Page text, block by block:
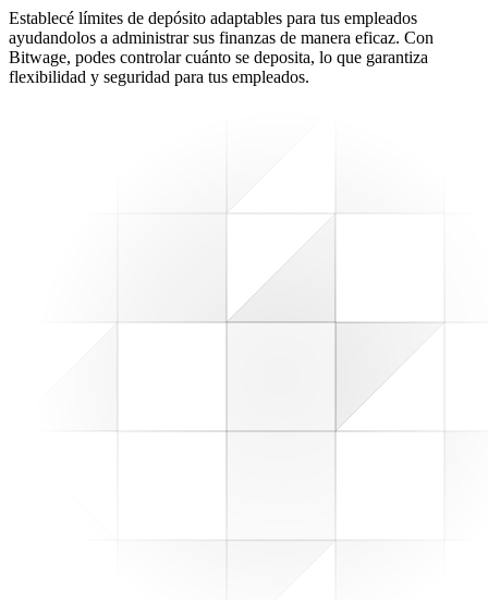
Establecé límites de depósito adaptables para tus empleados
ayudandolos a administrar sus finanzas de manera eficaz. Con
Bitwage, podes controlar cuánto se deposita, lo que garantiza
flexibilidad y seguridad para tus empleados.